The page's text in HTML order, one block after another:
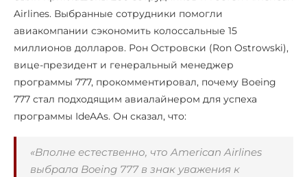
Airlines. Выбранные сотрудники помогли
авиакомпании сэкономить колоссальные 15
миллионов долларов. Рон Островски (Ron Ostrowski),
вице-президент и генеральный менеджер
программы 777, прокомментировал, почему Boeing
777 стал подходящим авиалайнером для успеха
программы IdeAAs. Он сказал, что:
«Вполне естественно, что American Airlines
выбрала Boeing 777 в знак уважения к